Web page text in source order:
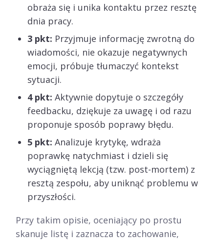
obraża się i unika kontaktu przez resztę
dnia pracy.
3 pkt: Przyjmuje informację zwrotną do
wiadomości, nie okazuje negatywnych
emocji, próbuje tłumaczyć kontekst
sytuacji.
4 pkt: Aktywnie dopytuje o szczegóły
feedbacku, dziękuje za uwagę i od razu
proponuje sposób poprawy błędu.
5 pkt: Analizuje krytykę, wdraża
poprawkę natychmiast i dzieli się
wyciągniętą lekcją (tzw. post-mortem) z
resztą zespołu, aby uniknąć problemu w
przyszłości.
Przy takim opisie, oceniający po prostu
skanuje listę i zaznacza to zachowanie,